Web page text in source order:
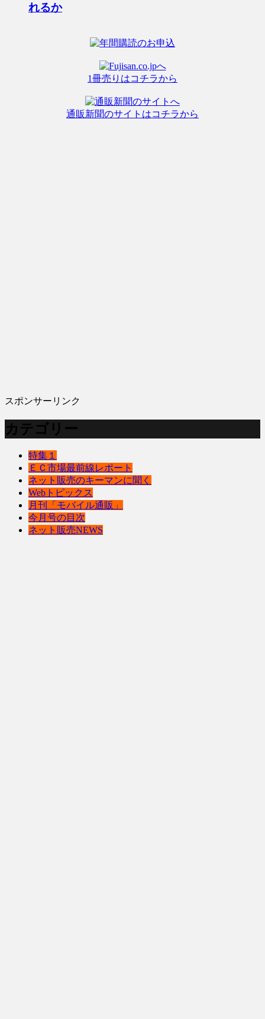
れるか
1冊売りはコチラから
通販新聞のサイトはコチラから
スポンサーリンク
カテゴリー
特集１
ＥＣ市場最前線レポート
ネット販売のキーマンに聞く
Webトピックス
月刊「モバイル通販」
今月号の目次
ネット販売NEWS